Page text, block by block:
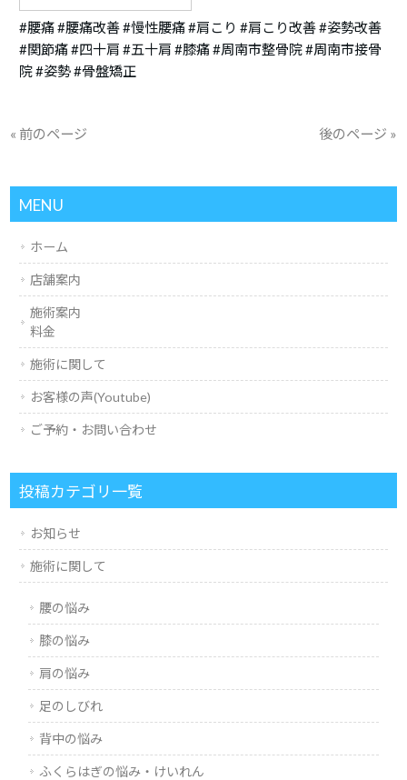
#腰痛 #腰痛改善 #慢性腰痛 #肩こり #肩こり改善 #姿勢改善
#関節痛 #四十肩 #五十肩 #膝痛 #周南市整骨院 #周南市接骨
院 #姿勢 #骨盤矯正
« 前のページ 後のページ »
MENU
ホーム
店舗案内
施術案内
料金
施術に関して
お客様の声(Youtube)
ご予約・お問い合わせ
投稿カテゴリ一覧
お知らせ
施術に関して
腰の悩み
膝の悩み
肩の悩み
足のしびれ
背中の悩み
ふくらはぎの悩み・けいれん